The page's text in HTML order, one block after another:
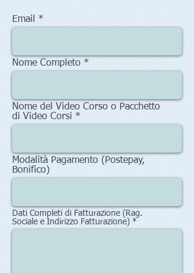
Email
Nome Completo
Nome del Video Corso o Pacchetto
di Video Corsi
Modalità Pagamento (Postepay,
Bonifico)
Dati Completi di Fatturazione (Rag.
Sociale e Indirizzo Fatturazione)